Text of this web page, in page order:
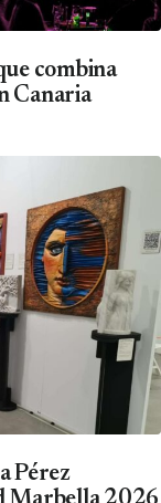
combina
Canaria
Pérez